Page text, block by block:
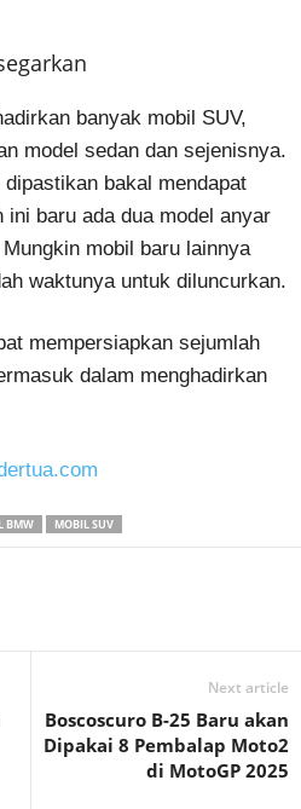
banyak mobil SUV,
model sedan dan sejenisnya.
bakal mendapat
ini baru ada dua model anyar
mobil baru lainnya
waktunya untuk diluncurkan.
mempersiapkan sejumlah
dalam menghadirkan
BMW MOBIL SUV
Next article
Boscoscuro B-25 Baru akan
Dipakai 8 Pembalap Moto2
di MotoGP 2025